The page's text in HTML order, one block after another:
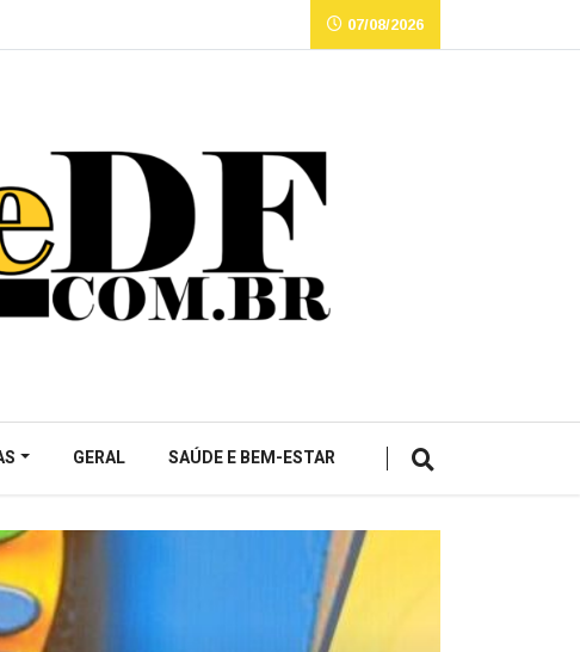
07/08/2026
GERAL SAÚDE E BEM-ESTAR